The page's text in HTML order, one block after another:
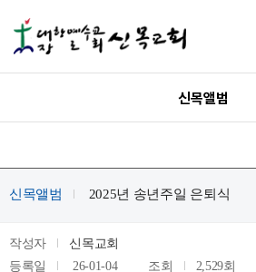
신목앨범
신목앨범 2025년 송년주일 은퇴식
작성자
신목교회
등록일
26-01-04 조회 2,529회